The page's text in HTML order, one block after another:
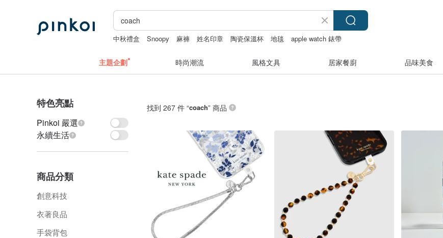
中秋禮盒 Snoopy 麻褲 姓名印章 陶瓷保溫杯 地毯
apple watch 錶帶
主題企劃 時尚潮流 風格文具 居家餐廚 品味美食
特色亮點
Pinkoi 嚴選
永續生活
商品分類
創意科技
衣著良品
手袋背包
找到 267 件 “coach” 商品